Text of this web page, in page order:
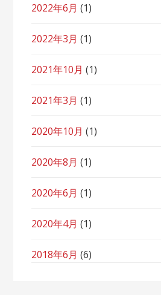
2022年6月 (1)
2022年3月 (1)
2021年10月 (1)
2021年3月 (1)
2020年10月 (1)
2020年8月 (1)
2020年6月 (1)
2020年4月 (1)
2018年6月 (6)